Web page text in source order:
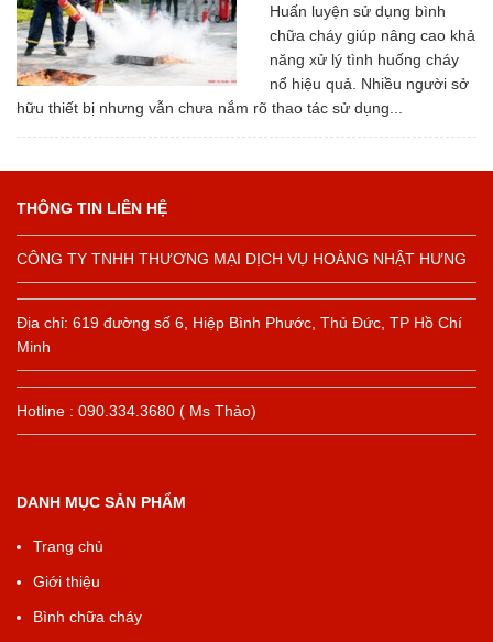
Huấn luyện sử dụng bình
chữa cháy giúp nâng cao khả
năng xử lý tình huống cháy
nổ hiệu quả. Nhiều người sở
hữu thiết bị nhưng vẫn chưa nắm rõ thao tác sử dụng...
THÔNG TIN LIÊN HỆ
CÔNG TY TNHH THƯƠNG MẠI DỊCH VỤ HOÀNG NHẬT HƯNG
Địa chỉ: 619 đường số 6, Hiệp Bình Phước, Thủ Đức, TP Hồ Chí
Minh
Hotline : 090.334.3680 ( Ms Thảo)
DANH MỤC SẢN PHẨM
Trang chủ
Giới thiệu
Bình chữa cháy